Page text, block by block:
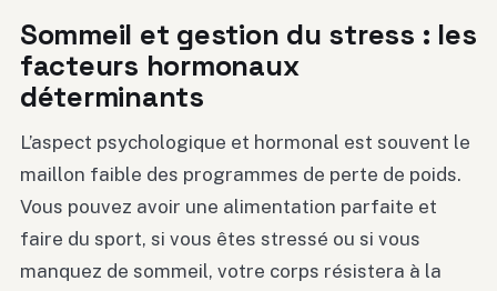
Sommeil et gestion du stress : les
facteurs hormonaux
déterminants
L’aspect psychologique et hormonal est souvent le
maillon faible des programmes de perte de poids.
Vous pouvez avoir une alimentation parfaite et
faire du sport, si vous êtes stressé ou si vous
manquez de sommeil, votre corps résistera à la